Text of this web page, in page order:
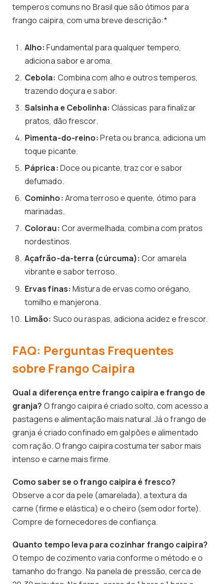
temperos comuns no Brasil que são ótimos para
frango caipira, com uma breve descrição:*
Alho: Fundamental para qualquer tempero,
adiciona sabor e aroma.
Cebola: Combina com alho e outros temperos,
trazendo doçura e sabor.
Salsinha e Cebolinha: Clássicas para finalizar
pratos, dão frescor.
Pimenta-do-reino: Preta ou branca, adiciona um
toque picante.
Páprica: Doce ou picante, traz cor e sabor
defumado.
Cominho: Aroma terroso e quente, ótimo para
marinadas.
Colorau: Cor avermelhada, combina com pratos
nordestinos.
Açafrão-da-terra (cúrcuma): Cor amarela
vibrante e sabor terroso.
Ervas finas: Mistura de ervas como orégano,
tomilho e manjerona.
Limão: Suco ou raspas, adiciona acidez e frescor.
FAQ: Perguntas Frequentes
sobre Frango Caipira
Qual a diferença entre frango caipira e frango de
granja? O frango caipira é criado solto, com acesso a
pastagens e alimentação mais natural. Já o frango de
granja é criado confinado em galpões e alimentado
com ração. O frango caipira costuma ter sabor mais
intenso e carne mais firme.
Como saber se o frango caipira é fresco?
Observe a cor da pele (amarelada), a textura da
carne (firme e elástica) e o cheiro (sem odor forte).
Compre de fornecedores de confiança.
Quanto tempo leva para cozinhar frango caipira?
O tempo de cozimento varia conforme o método e o
tamanho do frango. Na panela de pressão, cerca de